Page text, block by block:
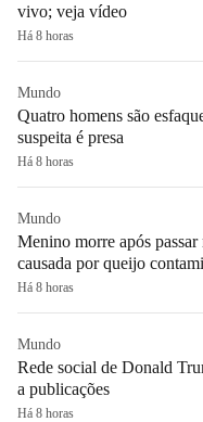
vivo; veja vídeo
Há 8 horas
Mundo
Quatro homens são
suspeita é presa
Há 8 horas
Mundo
Menino morre após
causada por queijo
Há 8 horas
Mundo
Rede social de Donald
a publicações
Há 8 horas